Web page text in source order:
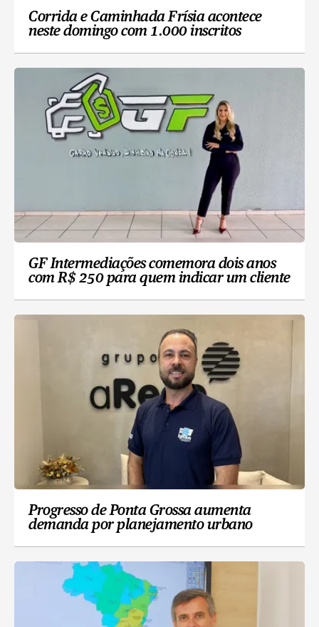
Corrida e Caminhada Frísia acontece
neste domingo com 1.000 inscritos
GF Intermediações comemora dois anos
com R$ 250 para quem indicar um cliente
Progresso de Ponta Grossa aumenta
demanda por planejamento urbano